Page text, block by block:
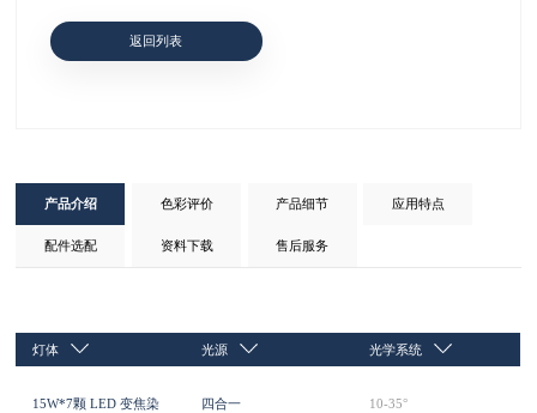
返回列表
产品介绍 色彩评价 产品细节 应用特点
配件选配 资料下载 售后服务
灯体
15W*7颗 LED 变焦染
光源
四合一
光学系统
10-35°